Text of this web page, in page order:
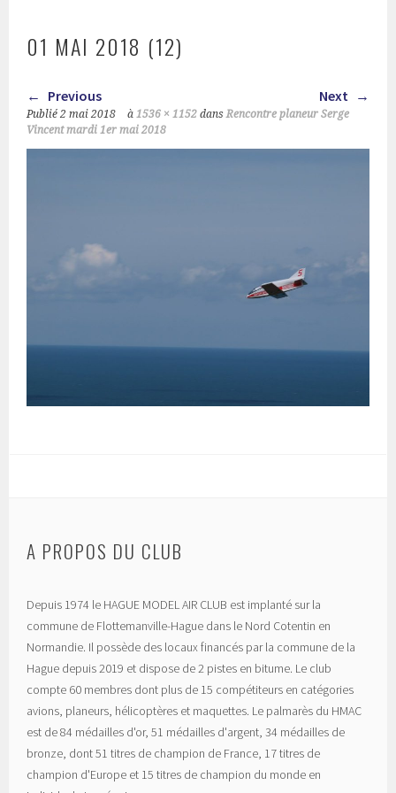
01 MAI 2018 (12)
Previous Next
Publié2 mai 2018 à1536 × 1152 dansRencontre planeur Serge
Vincent mardi 1er mai 2018
A PROPOS DU CLUB
Depuis 1974 le HAGUE MODEL AIR CLUB est implanté sur la
commune de Flottemanville-Hague dans le Nord Cotentin en
Normandie. Il possède des locaux financés par la commune de la
Hague depuis 2019 et dispose de 2 pistes en bitume. Le club
compte 60 membres dont plus de 15 compétiteurs en catégories
avions, planeurs, hélicoptères et maquettes. Le palmarès du HMAC
est de 84 médailles d'or, 51 médailles d'argent, 34 médailles de
bronze, dont 51 titres de champion de France, 17 titres de
champion d'Europe et 15 titres de champion du monde en